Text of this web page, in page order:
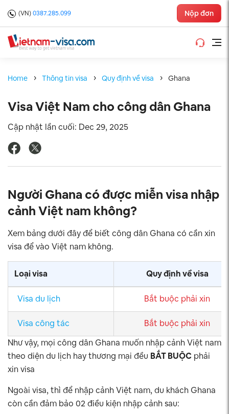
(VN)0387.285.099 Nộp đơn
Home Thông tin visa Quy định về visa Ghana
Visa Việt Nam cho công dân Ghana
Cập nhật lần cuối: Dec 29, 2025
Người Ghana có được miễn visa nhập
cảnh Việt nam không?
Xem bảng dưới đây để biết công dân Ghana có cần xin
visa để vào Việt nam không.
Loại visa Quy định về visa
Visa du lịch Bắt buộc phải xin
Visa công tác
Bắt buộc phải xin
Như vậy, mọi công dân Ghana muốn nhập cảnh Việt nam
theo diện du lịch hay thương mại đều BẮT BUỘC phải
xin visa
Ngoài visa, thì để nhập cảnh Việt nam, du khách Ghana
còn cần đảm bảo 02 điều kiện nhập cảnh sau: